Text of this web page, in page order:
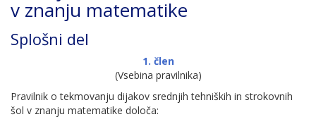
v znanju matematike
Splošni del
1. člen
(Vsebina pravilnika)
Pravilnik o tekmovanju dijakov srednjih tehniških in strokovnih
šol v znanju matematike določa: